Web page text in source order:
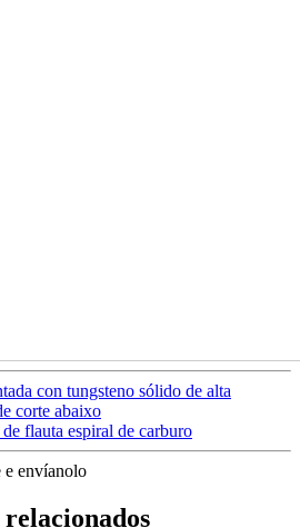
con tungsteno sólido de alta
corte abaixo
flauta espiral de carburo
e envíanolo